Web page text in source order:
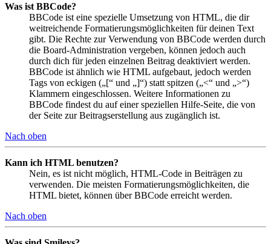
Was ist BBCode?
BBCode ist eine spezielle Umsetzung von HTML, die dir
weitreichende Formatierungsmöglichkeiten für deinen Text
gibt. Die Rechte zur Verwendung von BBCode werden durch
die Board-Administration vergeben, können jedoch auch
durch dich für jeden einzelnen Beitrag deaktiviert werden.
BBCode ist ähnlich wie HTML aufgebaut, jedoch werden
Tags von eckigen („[“ und „]“) statt spitzen („<“ und „>“)
Klammern eingeschlossen. Weitere Informationen zu
BBCode findest du auf einer speziellen Hilfe-Seite, die von
der Seite zur Beitragserstellung aus zugänglich ist.
Nach oben
Kann ich HTML benutzen?
Nein, es ist nicht möglich, HTML-Code in Beiträgen zu
verwenden. Die meisten Formatierungsmöglichkeiten, die
HTML bietet, können über BBCode erreicht werden.
Nach oben